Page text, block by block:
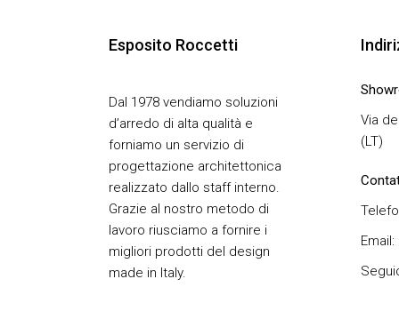
Esposito Roccetti
Dal 1978 vendiamo soluzioni
d’arredo di alta qualità e
forniamo un servizio di
progettazione architettonica
realizzato dallo staff interno.
Grazie al nostro metodo di
lavoro riusciamo a fornire i
migliori prodotti del design
made in Italy.
Via
(LT)